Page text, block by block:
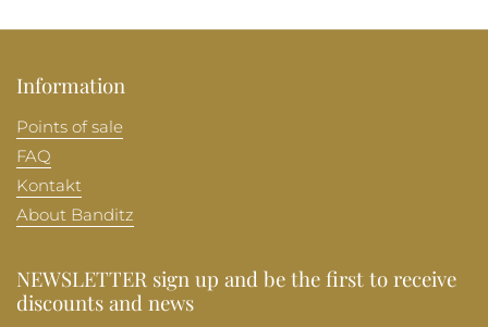
Information
Points of sale
FAQ
Kontakt
About Banditz
NEWSLETTER sign up and be the first to receive
discounts and news